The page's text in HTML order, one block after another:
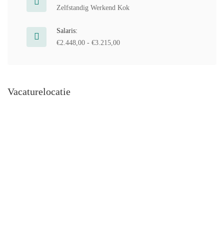
Zelfstandig Werkend Kok
Salaris:
€2.448,00 - €3.215,00
Vacaturelocatie